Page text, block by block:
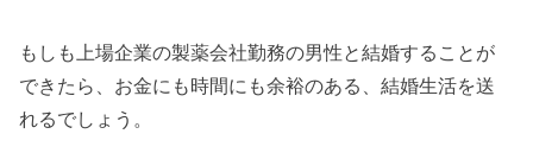
もしも上場企業の製薬会社勤務の男性と結婚することが
できたら、お金にも時間にも余裕のある、結婚生活を送
れるでしょう。